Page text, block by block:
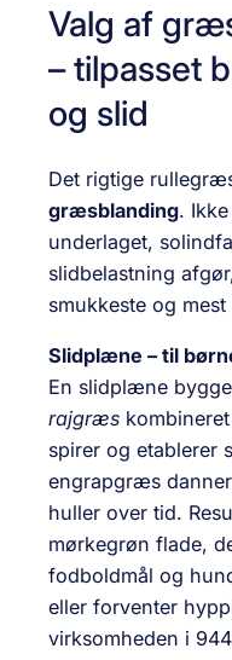
Valg af
– tilpasset
og slid
Det rigtige
græsblanding.
underlaget,
slidbelastning
smukkeste og
Slidplæne – til
En slidplæne
rajgræs
spirer og etablerer
engrapgræs
huller over tid.
mørkegrøn flade,
fodboldmål og
eller forventer
virksomheden i